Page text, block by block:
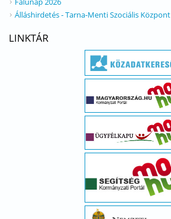
Álláshirdetés - Tarna-Menti Szociális Központ
LINKTÁR